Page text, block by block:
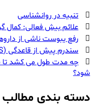
تنبیه در روانشناسی
علائم بیش فعالی: کمال
رفع یبوست ناشی از
سندرم پیش از قاعدگی (PMS)
چه مدت طول می کشد تا
شود؟
دسته بندی مطالب